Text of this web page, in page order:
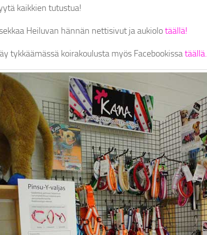
kaikkien tutustua!
Heiluvan hännän nettisivut ja aukiolotäällä!
tykkäämässä koirakoulusta myös Facebookissatäällä.